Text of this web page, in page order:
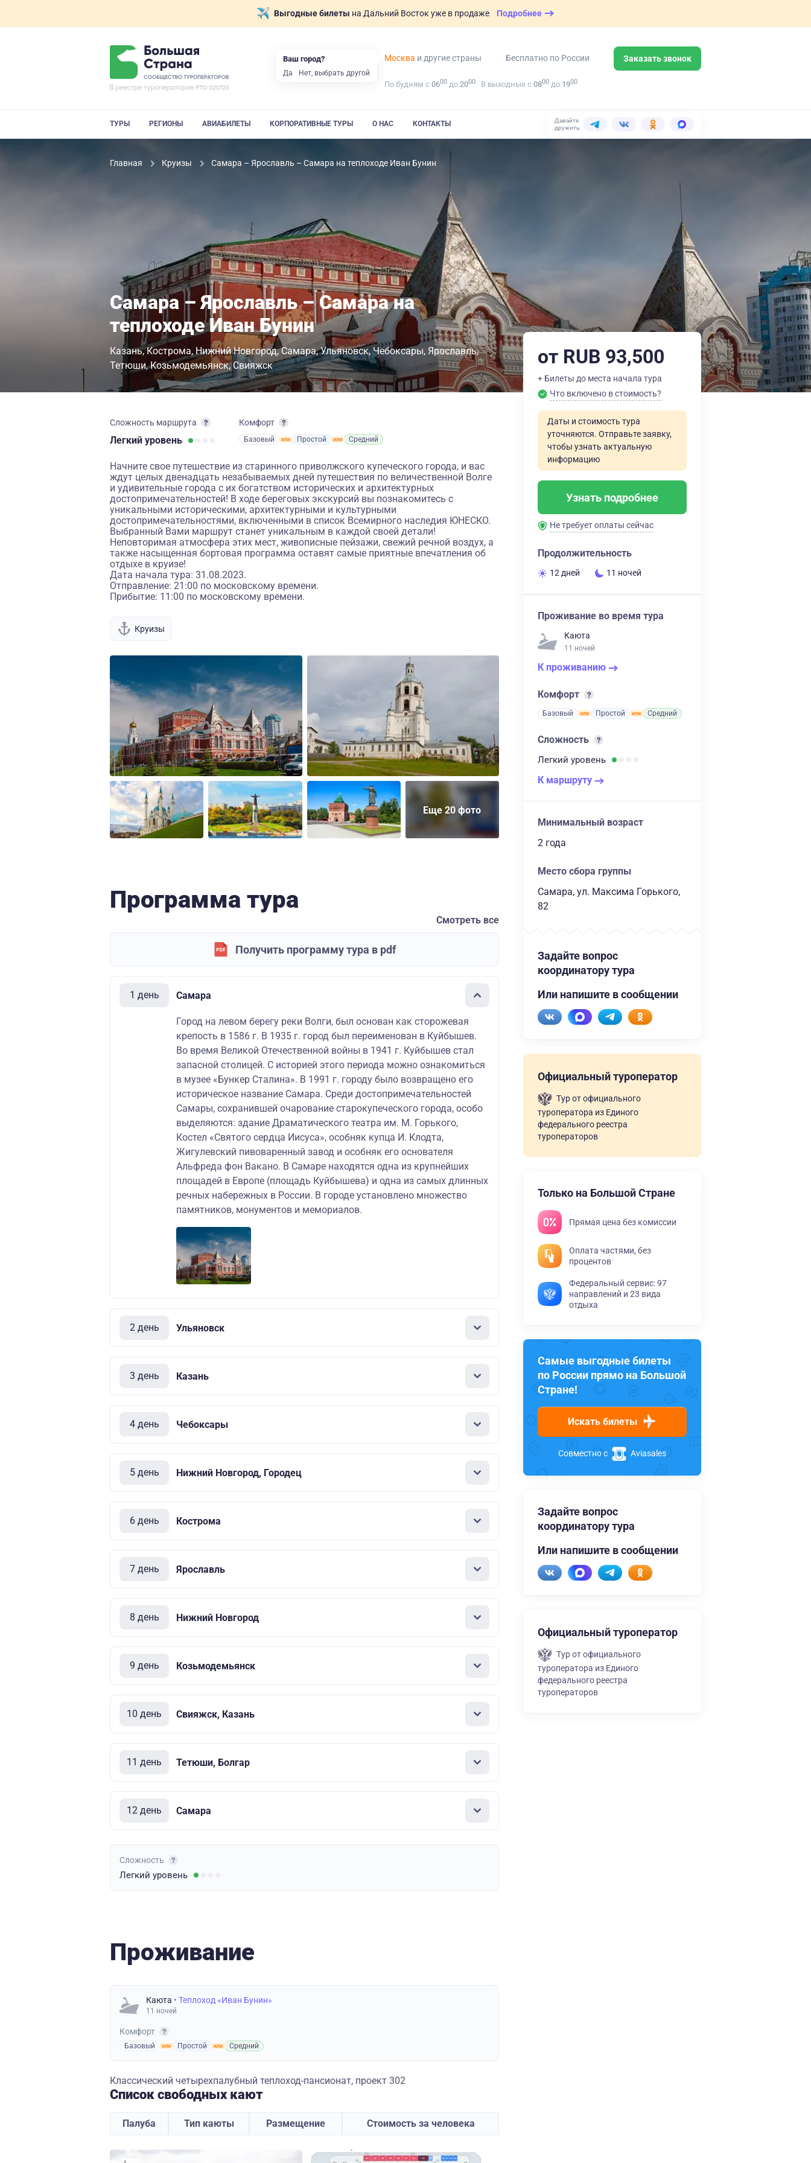
Выгодные билеты на Дальний Восток уже в продаже Подробнее
Москва и другие страны Бесплатно по России Заказать звонок
По будням с 0600 до 2000 В выходные с 0800 до 1900
ТУРЫ РЕГИОНЫ АВИАБИЛЕТЫ КОРПОРАТИВНЫЕ ТУРЫ О НАС КОНТАКТЫ
Давайте
дружить:
Главная Круизы Самара – Ярославль – Самара на теплоходе Иван Бунин
Самара – Ярославль – Самара на
теплоходе Иван Бунин
Казань Кострома Нижний Новгород Самара Ульяновск Чебоксары Ярославль
Тетюши Козьмодемьянск Свияжск
Сложность маршрута
Легкий уровень
Комфорт
Базовый Простой Средний
Начните свое путешествие из старинного приволжского купеческого города, и вас
ждут целых двенадцать незабываемых дней путешествия по величественной Волге
и удивительные города с их богатством исторических и архитектурных
достопримечательностей! В ходе береговых экскурсий вы познакомитесь с
уникальными историческими, архитектурными и культурными
достопримечательностями, включенными в список Всемирного наследия ЮНЕСКО.
Выбранный Вами маршрут станет уникальным в каждой своей детали!
Неповторимая атмосфера этих мест, живописные пейзажи, свежий речной воздух, а
также насыщенная бортовая программа оставят самые приятные впечатления об
отдыхе в круизе!
Дата начала тура: 31.08.2023.
Отправление: 21:00 по московскому времени.
Прибытие: 11:00 по московскому времени.
Круизы
Еще 20 фото
Программа тура
Смотреть все
Получить программу тура в pdf
1 день Самара
Город на левом берегу реки Волги, был основан как сторожевая
крепость в 1586 г. В 1935 г. город был переименован в Куйбышев.
Во время Великой Отечественной войны в 1941 г. Куйбышев стал
запасной столицей. С историей этого периода можно ознакомиться
в музее «Бункер Сталина». В 1991 г. городу было возвращено его
историческое название Самара. Среди достопримечательностей
Самары, сохранившей очарование старокупеческого города, особо
выделяются: здание Драматического театра им. М. Горького,
Костел «Святого сердца Иисуса», особняк купца И. Клодта,
Жигулевский пивоваренный завод и особняк его основателя
Альфреда фон Вакано. В Самаре находятся одна из крупнейших
площадей в Европе (площадь Куйбышева) и одна из самых длинных
речных набережных в России. В городе установлено множество
памятников, монументов и мемориалов.
2 день Ульяновск
3 день Казань
4 день Чебоксары
5 день Нижний Новгород, Городец
6 день Кострома
7 день Ярославль
8 день Нижний Новгород
9 день Козьмодемьянск
10 день Свияжск, Казань
11 день Тетюши, Болгар
12 день Самара
Сложность
Легкий уровень
Проживание
Каюта • Теплоход «Иван Бунин»
11 ночей
Комфорт
Базовый Простой Средний
Классический четырехпалубный теплоход-пансионат, проект 302
Список свободных кают
Палуба Тип каюты Размещение Стоимость за человека
от RUB 93,500
+ Билеты до места начала тура
Что включено в стоимость?
Даты и стоимость тура
уточняются. Отправьте заявку,
чтобы узнать актуальную
информацию
Узнать подробнее
Не требует оплаты сейчас
Продолжительность
12 дней 11 ночей
Проживание во время тура
Каюта
11 ночей
К проживанию
Комфорт
Базовый Простой Средний
Сложность
Легкий уровень
К маршруту
Минимальный возраст
2 года
Место сбора группы
Самара, ул. Максима Горького,
82
Задайте вопрос
координатору тура
Или напишите в сообщении
Официальный туроператор
Тур от официального
туроператора из Единого
федерального реестра
туроператоров
Только на Большой Стране
Прямая цена без комиссии
Оплата частями, без
процентов
Федеральный сервис: 97
направлений и 23 вида
отдыха
Самые выгодные билеты
по России прямо на Большой
Стране!
Искать билеты
Совместно с Aviasales
Задайте вопрос
координатору тура
Или напишите в сообщении
Официальный туроператор
Тур от официального
туроператора из Единого
федерального реестра
туроператоров
Ваш город?
Да Нет, выбрать другой